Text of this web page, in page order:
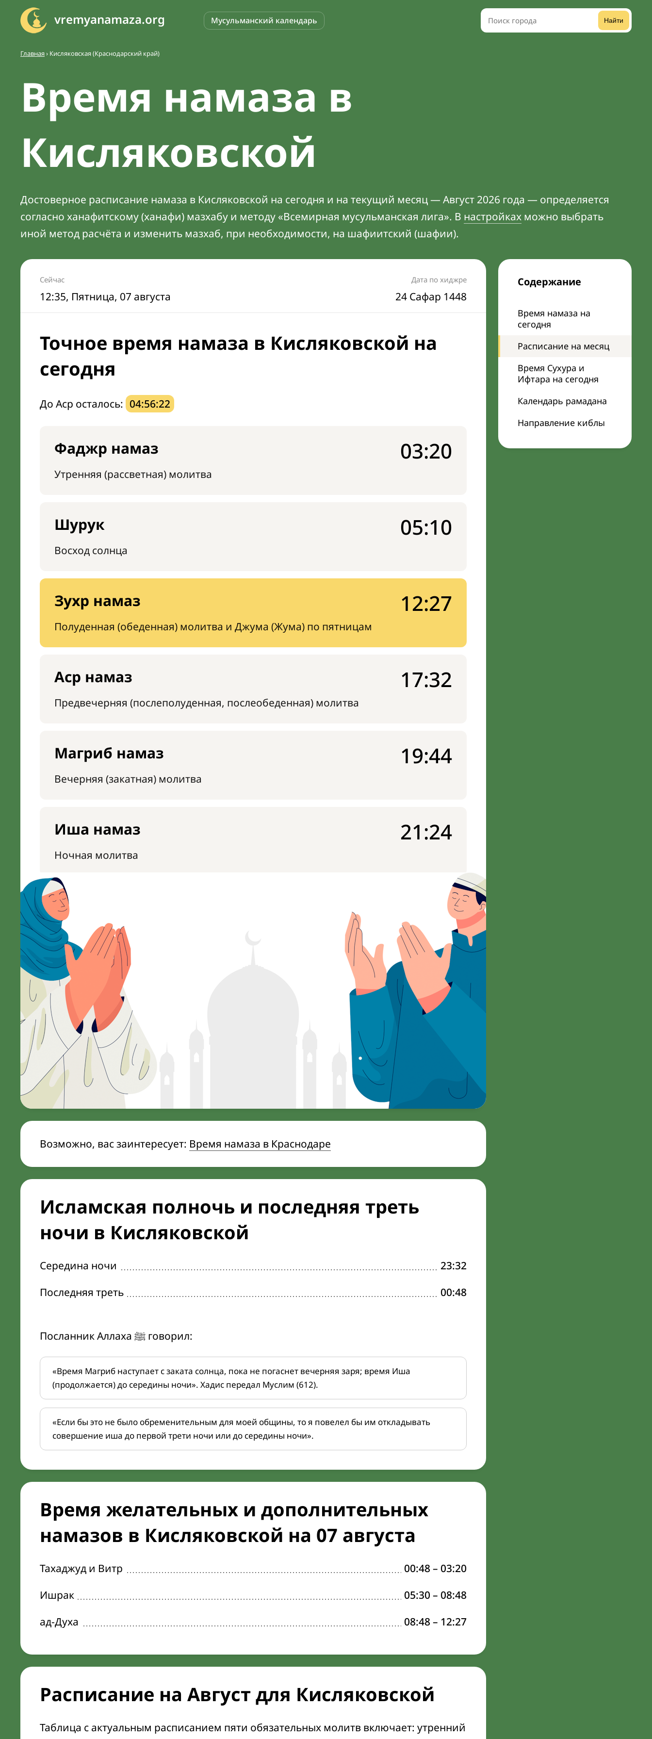
vremyanamaza.org Мусульманский календарь Найти
Главная› Кисляковская (Краснодарский край)
Время намаза в
Кисляковской
Достоверное расписание намаза в Кисляковской на сегодня и на текущий месяц — Август 2026 года — определяется
согласно ханафитскому (ханафи) мазхабу и методу «Всемирная мусульманская лига». В настройках можно выбрать
иной метод расчёта и изменить мазхаб, при необходимости, на шафиитский (шафии).
Содержание
Время намаза на
сегодня
Расписание на месяц
Время Сухура и
Ифтара на сегодня
Календарь рамадана
Направление киблы
Сейчас
12:35, Пятница, 07 августа
Дата по хиджре
24 Сафар 1448
Точное время намаза в Кисляковской на
сегодня
До Аср осталось: 04:56:21
Фаджр намаз
Утренняя (рассветная) молитва
03:20
Шурук
Восход солнца
05:10
Зухр намаз
Полуденная (обеденная) молитва и Джума (Жума) по пятницам
12:27
Аср намаз
Предвечерняя (послеполуденная, послеобеденная) молитва
17:32
Магриб намаз
Вечерняя (закатная) молитва
19:44
Иша намаз
Ночная молитва
21:24
Возможно, вас заинтересует: Время намаза в Краснодаре
Исламская полночь и последняя треть
ночи в Кисляковской
Середина ночи
23:32
Последняя треть
00:48
Посланник Аллаха ﷺ говорил:
«Время Магриб наступает с заката солнца, пока не погаснет вечерняя заря; время Иша
(продолжается) до середины ночи». Хадис передал Муслим (612).
«Если бы это не было обременительным для моей общины, то я повелел бы им откладывать
совершение иша до первой трети ночи или до середины ночи».
Время желательных и дополнительных
намазов в Кисляковской на 07 августа
Тахаджуд и Витр 00:48 – 03:20
Ишрак
05:30 – 08:48
ад-Духа
08:48 – 12:27
Расписание на Август для Кисляковской
Таблица с актуальным расписанием пяти обязательных молитв включает: утренний